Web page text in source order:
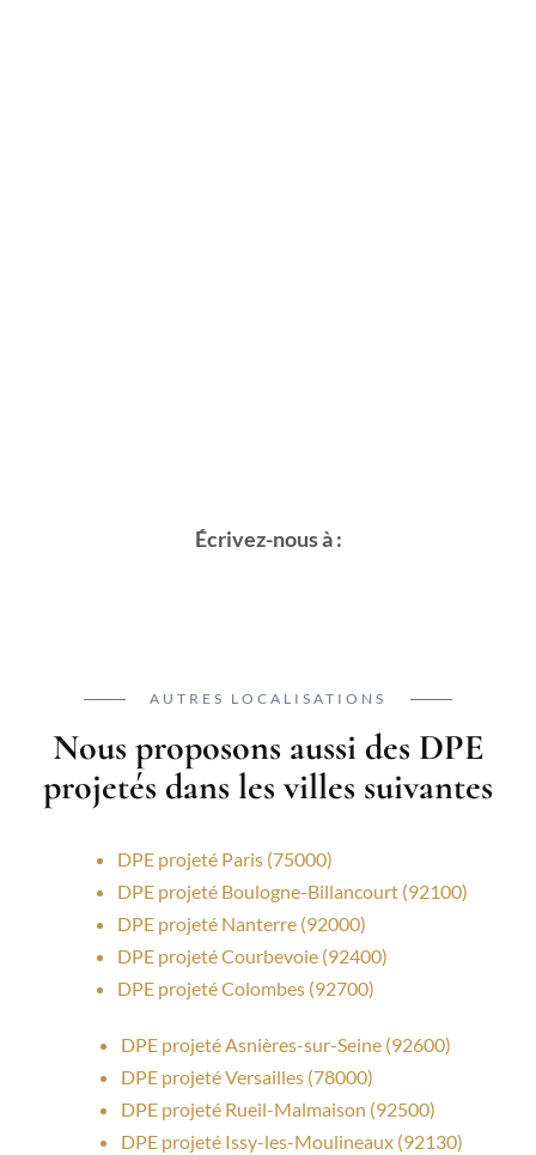
Écrivez-nous à :
AUTRES LOCALISATIONS
Nous proposons aussi des DPE
projetés dans les villes suivantes
DPE projeté Paris (75000)
DPE projeté Boulogne-Billancourt (92100)
DPE projeté Nanterre (92000)
DPE projeté Courbevoie (92400)
DPE projeté Colombes (92700)
DPE projeté Asnières-sur-Seine (92600)
DPE projeté Versailles (78000)
DPE projeté Rueil-Malmaison (92500)
DPE projeté Issy-les-Moulineaux (92130)